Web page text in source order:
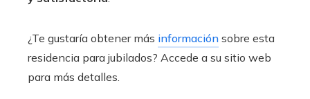
¿Te gustaría obtener más información sobre esta
residencia para jubilados? Accede a su sitio web
para más detalles.